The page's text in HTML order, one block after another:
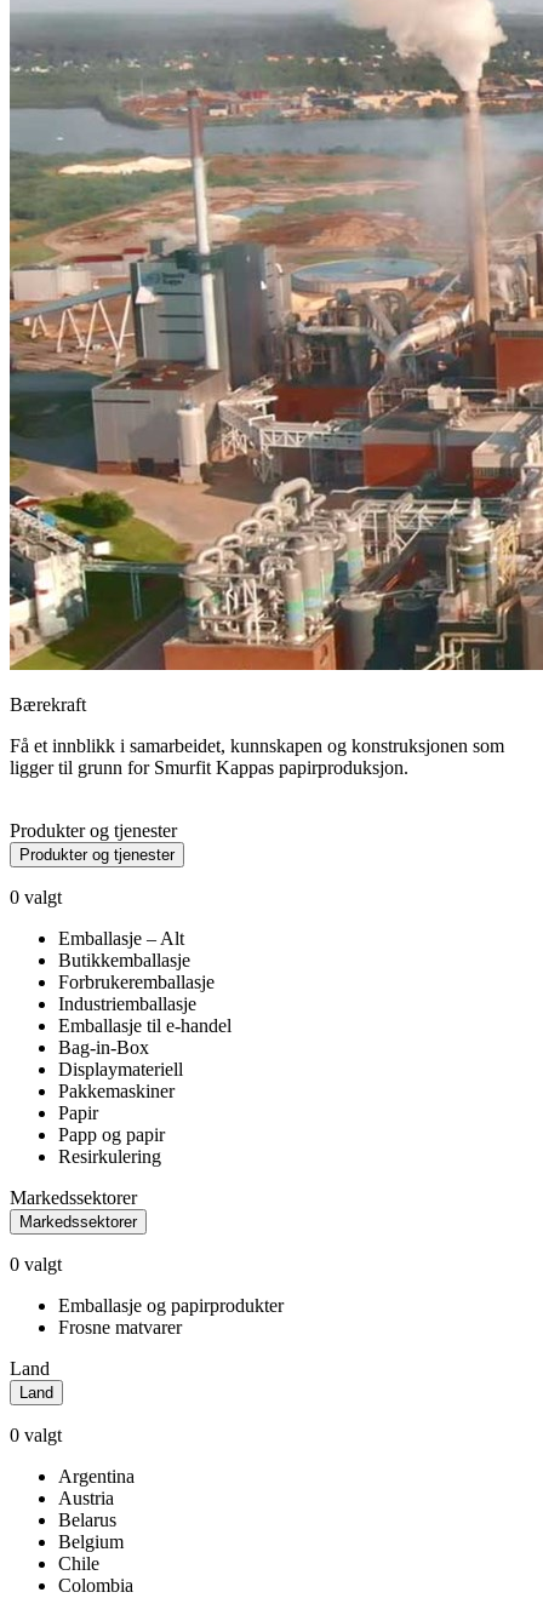
Bærekraft
Få et innblikk i samarbeidet, kunnskapen og konstruksjonen som
ligger til grunn for Smurfit Kappas papirproduksjon.
Produkter og tjenester
Produkter og tjenester
0 valgt
Emballasje – Alt
Butikkemballasje
Forbrukeremballasje
Industriemballasje
Emballasje til e-handel
Bag-in-Box
Displaymateriell
Pakkemaskiner
Papir
Papp og papir
Resirkulering
Markedssektorer
Markedssektorer
0 valgt
Emballasje og papirprodukter
Frosne matvarer
Land
Land
0 valgt
Argentina
Austria
Belarus
Belgium
Chile
Colombia